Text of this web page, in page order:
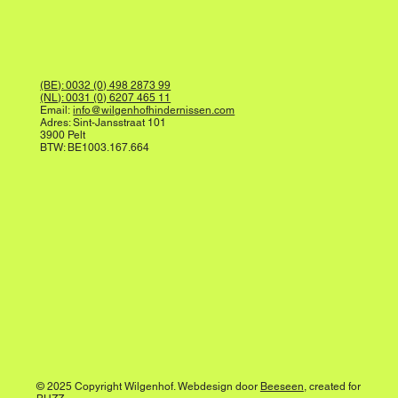
© 2025 Copyright Wilgenhof. Webdesign door Beeseen, created for
(BE): 0032 (0) 498 2873 99
(NL): 0031 (0) 6207 465 11
Email:info@wilgenhofhindernissen.com
Adres: Sint-Jansstraat 101
3900 Pelt
BTW: BE1003.167.664